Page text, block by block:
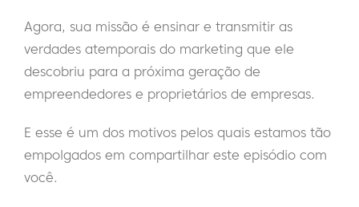
Agora, sua missão é ensinar e transmitir as
verdades atemporais do marketing que ele
descobriu para a próxima geração de
empreendedores e proprietários de empresas.
E esse é um dos motivos pelos quais estamos tão
empolgados em compartilhar este episódio com
você.